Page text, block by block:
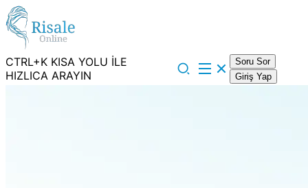
CTRL+K KISA YOLU İLE
HIZLICA ARAYIN
Soru Sor
Giriş Yap